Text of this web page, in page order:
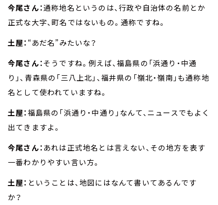
今尾さん：通称地名というのは、行政や自治体の名前とか
正式な大字、町名ではないもの。通称ですね。
土屋： “あだ名”みたいな？
今尾さん：そうですね。例えば、福島県の「浜通り・中通
り」、青森県の「三八上北」、福井県の「嶺北・嶺南」も通称地
名として使われていますね。
土屋：福島県の「浜通り・中通り」なんて、ニュースでもよく
出てきますよ。
今尾さん： あれは正式地名とは言えない、その地方を表す
一番わかりやすい言い方。
土屋： ということは、地図にはなんて書いてあるんです
か？